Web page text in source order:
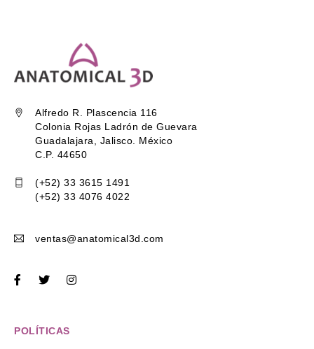
Alfredo R. Plascencia 116
Colonia Rojas Ladrón de Guevara
Guadalajara, Jalisco. México
C.P. 44650
(+52) 33 3615 1491
(+52) 33 4076 4022
ventas@anatomical3d.com
POLÍTICAS